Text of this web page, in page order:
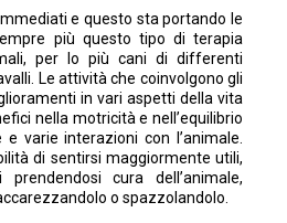
e questo sta portando le
più questo tipo di terapia
per lo più cani di differenti
Le attività che coinvolgono gli
in vari aspetti della vita
nella motricità e nell’equilibrio
varie interazioni con l’animale.
di sentirsi maggiormente utili,
cura dell’animale,
o spazzolandolo.